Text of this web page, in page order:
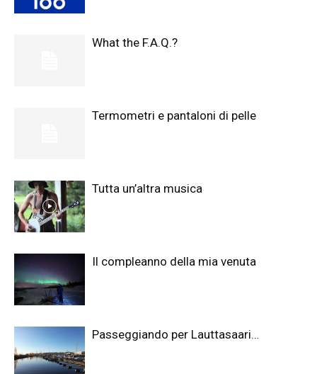
What the F.A.Q.?
Termometri e pantaloni di pelle
Tutta un’altra musica
Il compleanno della mia venuta
Passeggiando per Lauttasaari…